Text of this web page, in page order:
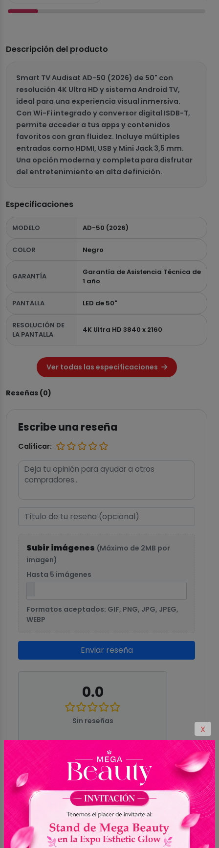
Descripción del producto
Smart TV Audisat AD-50 (2026) de 50" con
resolución 4K Ultra HD y sistema Android TV,
ideal para una experiencia visual inmersiva.
Con Wi-Fi integrado y conversor digital ISDB-T,
permite acceder a tus apps y contenidos
favoritos con gran fluidez. Incluye múltiples
entradas como HDMI, USB y Mini Jack 3,5 mm.
Una opción moderna y completa para disfrutar
del entretenimiento en alta definición.
Especificaciones
MODELO AD-50 (2026)
COLOR Negro
GARANTÍA
Garantía de Asistencia Técnica de
1 año
PANTALLA LED de 50"
RESOLUCIÓN DE
LA PANTALLA
4K Ultra HD 3840 x 2160
Ver todas las especificaciones
Reseñas (0)
Escribe una reseña
Calificar:
Subir imágenes (Máximo de 2MB por
imagen)
Hasta 5 imágenes
Formatos aceptados: GIF, PNG, JPG, JPEG,
WEBP
Enviar reseña
0.0
Sin reseñas
2
0
X